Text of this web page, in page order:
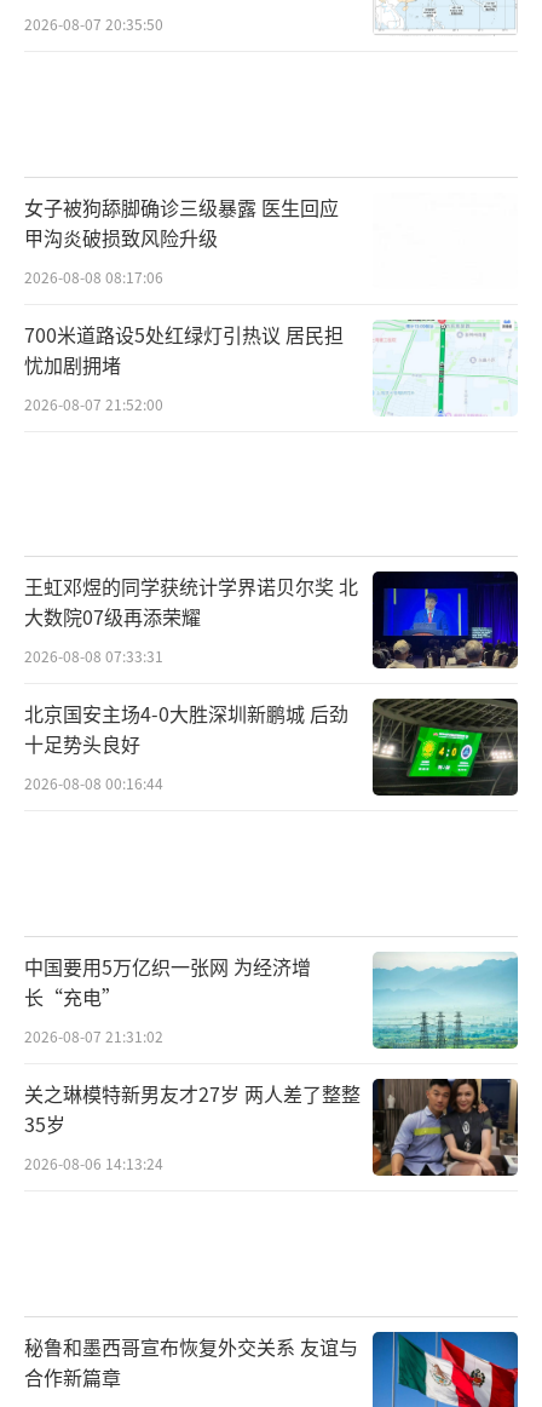
2026-08-07 20:35:50
女子被狗舔脚确诊三级暴露 医生回应
甲沟炎破损致风险升级
2026-08-08 08:17:06
700米道路设5处红绿灯引热议 居民担
忧加剧拥堵
2026-08-07 21:52:00
王虹邓煜的同学获统计学界诺贝尔奖 北
大数院07级再添荣耀
2026-08-08 07:33:31
北京国安主场4-0大胜深圳新鹏城 后劲
十足势头良好
2026-08-08 00:16:44
中国要用5万亿织一张网 为经济增
长“充电”
2026-08-07 21:31:02
关之琳模特新男友才27岁 两人差了整整
35岁
2026-08-06 14:13:24
秘鲁和墨西哥宣布恢复外交关系 友谊与
合作新篇章